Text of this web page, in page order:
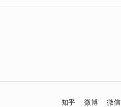
知乎 微博 微信